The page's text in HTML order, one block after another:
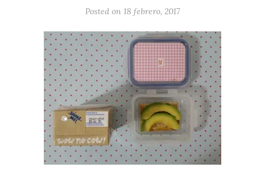
Posted on 18 febrero, 2017